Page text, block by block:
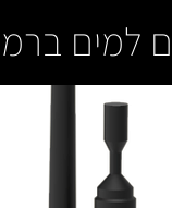
למים